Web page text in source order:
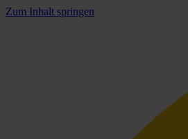
Zum Inhalt springen